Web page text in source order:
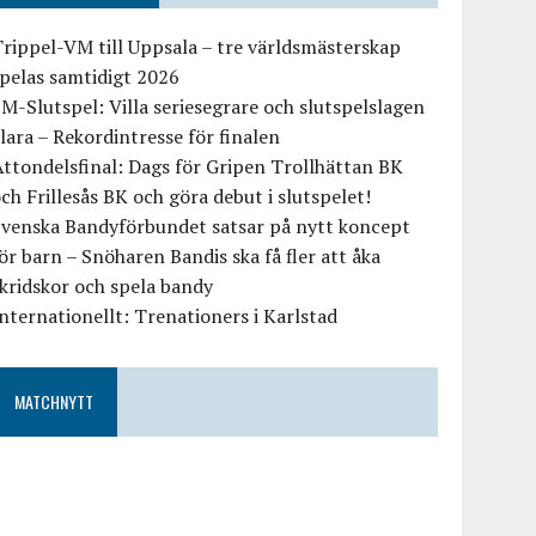
VM till Uppsala – tre världsmästerskap
samtidigt 2026
Slutspel: Villa seriesegrare och slutspelslagen
– Rekordintresse för finalen
Dags för Gripen Trollhättan BK
Frillesås BK och göra debut i slutspelet!
Bandyförbundet satsar på nytt koncept
barn – Snöharen Bandis ska få fler att åka
och spela bandy
Trenationers i Karlstad
MATCHNYTT